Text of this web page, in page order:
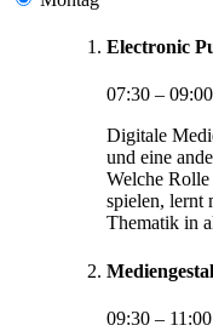
Electronic
07:30 –
Digitale
und eine
Welche
spielen, lernt
Thematik in
09:30 –